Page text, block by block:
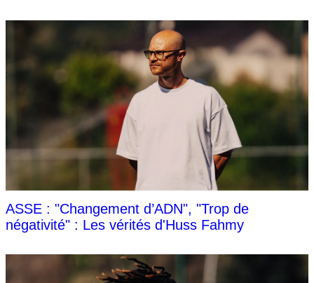
ASSE : "Changement d’ADN", "Trop de
négativité" : Les vérités d'Huss Fahmy